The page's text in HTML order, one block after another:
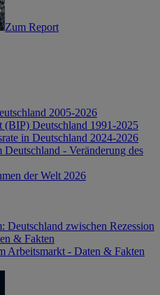
Zum Report
2005-2026
(BIP) Deutschland 1991-2025
in Deutschland 2024-2026
Deutschland - Veränderung des
der Welt 2026
Deutschland zwischen Rezession
& Fakten
Arbeitsmarkt - Daten & Fakten